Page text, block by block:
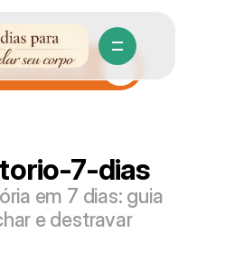
7-dias
em 7 dias: guia
e destravar